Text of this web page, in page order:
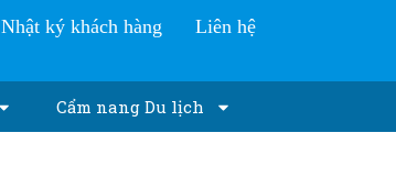
Nhật ký khách hàng Liên hệ
Cẩm nang Du lịch